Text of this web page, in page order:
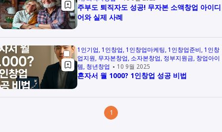
주부도 퇴직자도 성공! 무자본 소액창업 아이디
어와 실제 사례
1인기업 1인창업 1인창업마케팅 1인창업준비 1인창
업지원 무자본창업 소자본창업 정부지원금 창업아이
템 청년창업 10 9월 2025
혼자서 월 1000? 1인창업 성공 비법
1